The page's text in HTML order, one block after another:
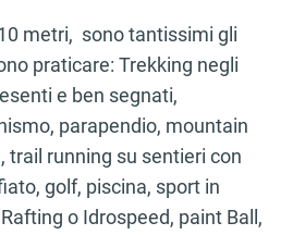
metri, sono tantissimi gli
praticare: Trekking negli
e ben segnati,
parapendio, mountain
trail running su sentieri con
golf, piscina, sport in
o Idrospeed, paint Ball,